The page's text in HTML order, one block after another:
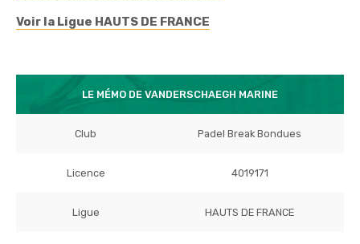
Voir la Ligue HAUTS DE FRANCE
LE MÉMO DE VANDERSCHAEGH MARINE
Club Padel Break Bondues
Licence 4019171
Ligue HAUTS DE FRANCE